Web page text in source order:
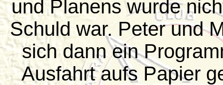
und Planens wurde
Schuld war. Peter und
sich dann ein
Ausfahrt aufs Papier